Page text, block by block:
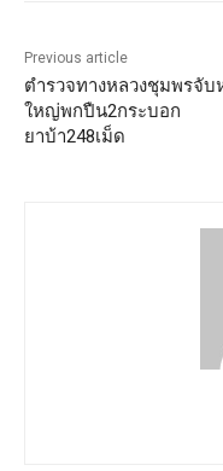
Previous article
ตำรวจทางหลวงชุมพรจับ
ใหญ่พกปืน2กระบอก
ยาบ้า248เม็ด